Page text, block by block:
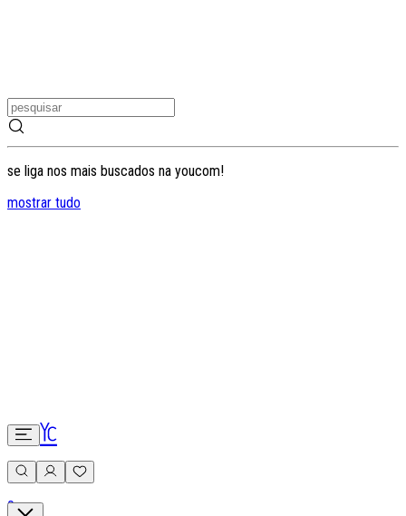
se liga nos mais buscados na youcom!
mostrar tudo
0